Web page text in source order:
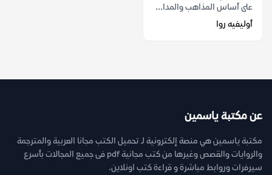
على أساس المذاهب والمدا...
أوليفيه روا
عن مكتبة ياسمين
مكتبة ياسمين هي منصة إلكترونية لـ تحميل الكتب مجانا العربية والمترجمة
والروايات والقصص وغيرها من كتب مجانية pdf فى جميع المجالات بأسرع
سيرفرات وروابط مباشرة و قراءة كتب اونلاين.